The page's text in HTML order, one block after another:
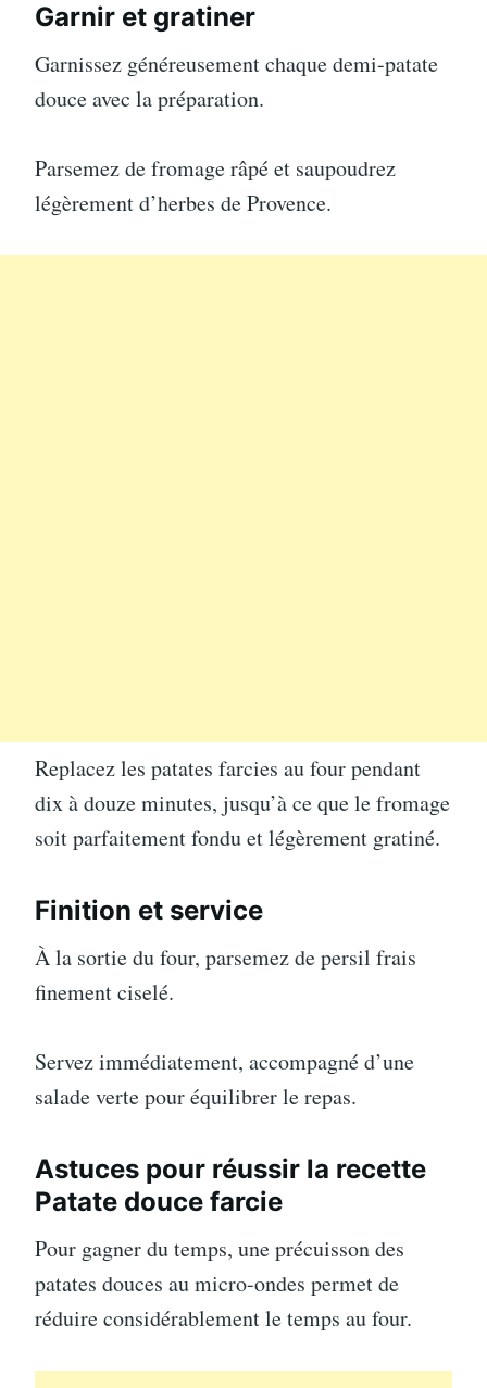
Garnir et gratiner
Garnissez généreusement chaque demi-patate
douce avec la préparation.
Parsemez de fromage râpé et saupoudrez
légèrement d’herbes de Provence.
Replacez les patates farcies au four pendant
dix à douze minutes, jusqu’à ce que le fromage
soit parfaitement fondu et légèrement gratiné.
Finition et service
À la sortie du four, parsemez de persil frais
finement ciselé.
Servez immédiatement, accompagné d’une
salade verte pour équilibrer le repas.
Astuces pour réussir la recette
Patate douce farcie
Pour gagner du temps, une précuisson des
patates douces au micro-ondes permet de
réduire considérablement le temps au four.